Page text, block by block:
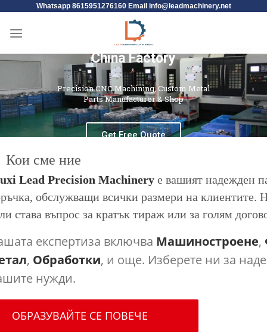
Whatsapp 8615951276160 Email info@leadmachinery.net
Leading CNC Machining
China Factory
Precision CNC Machining, Custom Metal
Parts Manufacturer & Shop
Get Free Quote
Кои сме ние
Lead Precision Machinery е вашият надежден
обслужващи всички размери на клиентите.
става въпрос за кратък тираж или за голям
експертиза включва Машиностроене,
, Обработки, и още. Изберете ни за
нужди.
ОБРАЗУВАЙТЕ СЕ ПОВЕЧЕ